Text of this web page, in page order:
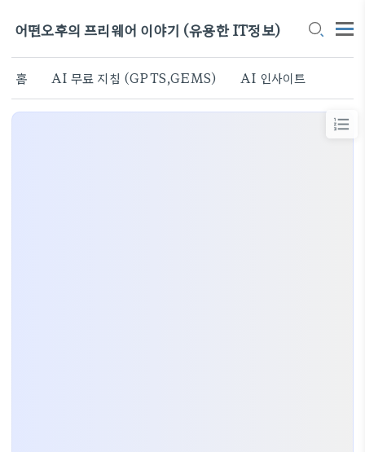
어떤오후의 프리웨어 이야기 (유용한 IT정보)
홈 AI 무료 지침 (GPTS,GEMS) AI 인사이트